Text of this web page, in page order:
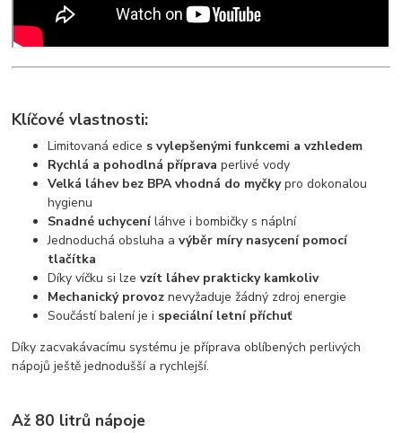
Klíčové vlastnosti:
Limitovaná edice s vylepšenými funkcemi a vzhledem
Rychlá a pohodlná příprava perlivé vody
Velká láhev bez BPA vhodná do myčkypro dokonalou
hygienu
Snadné uchyceníláhve i bombičky s náplní
Jednoduchá obsluha avýběr míry nasycení pomocí
tlačítka
Díky víčku si lzevzít láhev prakticky kamkoliv
Mechanický provoz nevyžaduje žádný zdroj energie
Součástí balení je i speciální letní příchuť
Díky zacvakávacímu systému je příprava oblíbených perlivých
nápojů ještě jednodušší a rychlejší.
Až 80 litrů nápoje